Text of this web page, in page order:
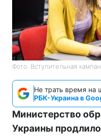
Фото: Вступительная
Не трать время на
РБК-Украина в
Министерство
Украины